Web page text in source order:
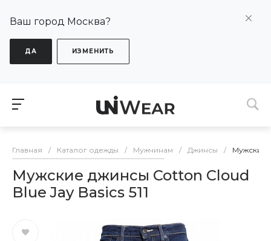
Ваш город Москва?
ДА ИЗМЕНИТЬ
Главная / Каталог одежды / Мужчинам / Джинсы / Мужские
Мужские джинсы Cotton Cloud
Blue Jay Basics 511